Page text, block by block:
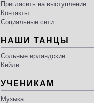
Пригласить на выступление
Контакты
Социальные сети
НАШИ ТАНЦЫ
Сольные ирландские
Кейли
УЧЕНИКАМ
Музыка